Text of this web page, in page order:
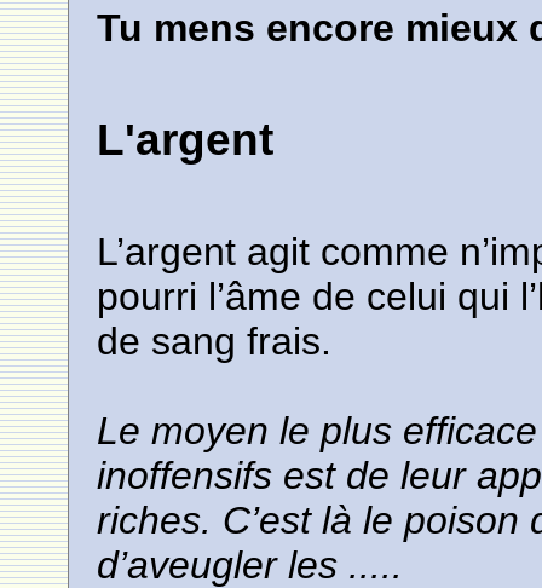
Tu mens encore mieux
L'argent
L’argent agit comme
pourri l’âme de celui qui
de sang frais.
Le moyen le plus
inoffensifs est de leur
riches. C’est là le
d’aveugler les .....